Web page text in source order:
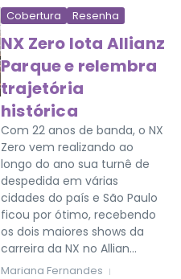
Cobertura Resenha
NX Zero lota Allianz
Parque e relembra
trajetória
histórica
Com 22 anos de banda, o NX
Zero vem realizando ao
longo do ano sua turnê de
despedida em várias
cidades do país e São Paulo
ficou por ótimo, recebendo
os dois maiores shows da
carreira da NX no Allian...
Mariana Fernandes